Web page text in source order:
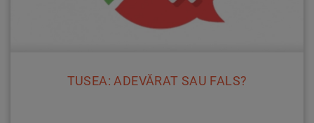
TUSEA: ADEVĂRAT SAU FALS?